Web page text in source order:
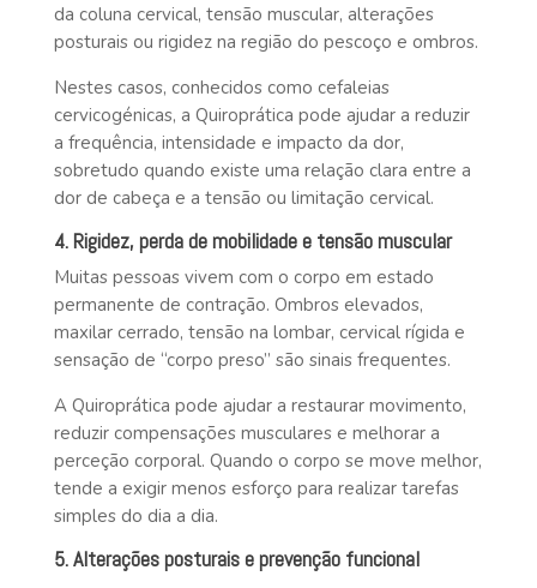
da coluna cervical, tensão muscular, alterações
posturais ou rigidez na região do pescoço e ombros.
Nestes casos, conhecidos como cefaleias
cervicogénicas, a Quiroprática pode ajudar a reduzir
a frequência, intensidade e impacto da dor,
sobretudo quando existe uma relação clara entre a
dor de cabeça e a tensão ou limitação cervical.
4. Rigidez, perda de mobilidade e tensão muscular
Muitas pessoas vivem com o corpo em estado
permanente de contração. Ombros elevados,
maxilar cerrado, tensão na lombar, cervical rígida e
sensação de “corpo preso” são sinais frequentes.
A Quiroprática pode ajudar a restaurar movimento,
reduzir compensações musculares e melhorar a
perceção corporal. Quando o corpo se move melhor,
tende a exigir menos esforço para realizar tarefas
simples do dia a dia.
5. Alterações posturais e prevenção funcional